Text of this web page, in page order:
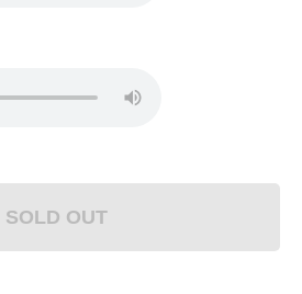
SOLD OUT